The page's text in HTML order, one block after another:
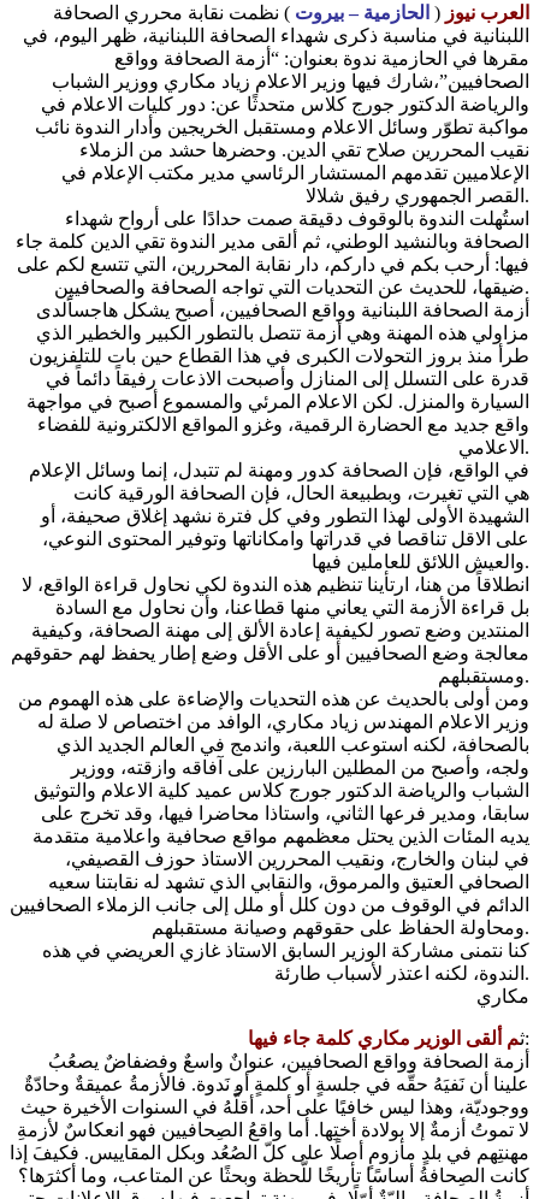
العرب نيوز ( الحازمية – بيروت ) نظمت نقابة محرري الصحافة
اللبنانية في مناسبة ذكرى شهداء الصحافة اللبنانية، ظهر اليوم، في
مقرها في الحازمية ندوة بعنوان: “أزمة الصحافة وواقع
الصحافيين”،شارك فيها وزير الاعلام زياد مكاري ووزير الشباب
والرياضة الدكتور جورج كلاس متحدثًا عن: دور كليات الاعلام في
مواكبة تطوّر وسائل الاعلام ومستقبل الخريجين وأدار الندوة نائب
نقيب المحررين صلاح تقي الدين. وحضرها حشد من الزملاء
الإعلاميين تقدمهم المستشار الرئاسي مدير مكتب الإعلام في
القصر الجمهوري رفيق شلالا.
استُهلت الندوة بالوقوف دقيقة صمت حدادًا على أرواح شهداء
الصحافة وبالنشيد الوطني، ثم ألقى مدير الندوة تقي الدين كلمة جاء
فيها: أرحب بكم في داركم، دار نقابة المحررين، التي تتسع لكم على
ضيقها، للحديث عن التحديات التي تواجه الصحافة والصحافيين.
أزمة الصحافة اللبنانية وواقع الصحافيين، أصبح يشكل هاجساًَلدى
مزاولي هذه المهنة وهي أزمة تتصل بالتطور الكبير والخطير الذي
طرأ منذ بروز التحولات الكبرى في هذا القطاع حين بات للتلفزيون
قدرة على التسلل إلى المنازل وأصبحت الاذعات رفيقاً دائماً في
السيارة والمنزل. لكن الاعلام المرئي والمسموع أصبح في مواجهة
واقع جديد مع الحضارة الرقمية، وغزو المواقع الالكترونية للفضاء
الاعلامي.
في الواقع، فإن الصحافة كدور ومهنة لم تتبدل، إنما وسائل الإعلام
هي التي تغيرت، وبطبيعة الحال، فإن الصحافة الورقية كانت
الشهيدة الأولى لهذا التطور وفي كل فترة نشهد إغلاق صحيفة، أو
على الاقل تناقصا في قدراتها وامكاناتها وتوفير المحتوى النوعي،
والعيش اللائق للعاملين فيها.
انطلاقاً من هنا، ارتأينا تنظيم هذه الندوة لكي نحاول قراءة الواقع، لا
بل قراءة الأزمة التي يعاني منها قطاعنا، وأن نحاول مع السادة
المنتدين وضع تصور لكيفية إعادة الألق إلى مهنة الصحافة، وكيفية
معالجة وضع الصحافيين أو على الأقل وضع إطار يحفظ لهم حقوقهم
ومستقبلهم.
ومن أولى بالحديث عن هذه التحديات والإضاءة على هذه الهموم من
وزير الاعلام المهندس زياد مكاري، الوافد من اختصاص لا صلة له
بالصحافة، لكنه استوعب اللعبة، واندمج في العالم الجديد الذي
ولجه، وأصبح من المطلين البارزين على آفاقه وازقته، ووزير
الشباب والرياضة الدكتور جورج كلاس عميد كلية الاعلام والتوثيق
سابقا، ومدير فرعها الثاني، واستاذا محاضرا فيها، وقد تخرج على
يديه المئات الذين يحتل معظمهم مواقع صحافية واعلامية متقدمة
في لبنان والخارج، ونقيب المحررين الاستاذ حوزف القصيفي،
الصحافي العتيق والمرموق، والنقابي الذي تشهد له نقابتنا سعيه
الدائم في الوقوف من دون كلل أو ملل إلى جانب الزملاء الصحافيين
ومحاولة الحفاظ على حقوقهم وصيانة مستقبلهم.
كنا نتمنى مشاركة الوزير السابق الاستاذ غازي العريضي في هذه
الندوة، لكنه اعتذر لأسباب طارئة.
مكاري
ثم ألقى الوزير مكاري كلمة جاء فيها :
أزمة الصحافة وواقع الصحافيين، عنوانٌ واسعٌ وفضفاضٌ يصعُبُ
علينا أن نَفيَهُ حقَّه في جلسةٍ أو كلمةٍ أو نَدوة. فالأزمةُ عميقةٌ وحادّةٌ
ووجوديّة، وهذا ليس خافيًا على أحد، أقلَّهُ في السنوات الأخيرة حيث
لا تموتُ أزمةٌ إلا بولادة أختِها. أما واقعُ الصِحافيين فهو انعكاسٌ لأزمةِ
مهنتِهم في بلدٍ مأزومٍ أصلًا على كلّ الصُعُد وبكل المقاييس. فكيفَ إذا
كانت الصِحافةُ أساسًا تأريخًا للّحظة وبحثًا عن المتاعب، وما أكثرَها؟